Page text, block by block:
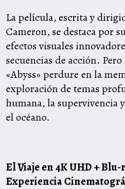
La película, escrita y
Cameron, se destaca por
efectos visuales
secuencias de acción.
«Abyss» perdure en la
exploración de temas
humana, la supervivencia
el océano.
El Viaje en 4K UHD +
Experiencia